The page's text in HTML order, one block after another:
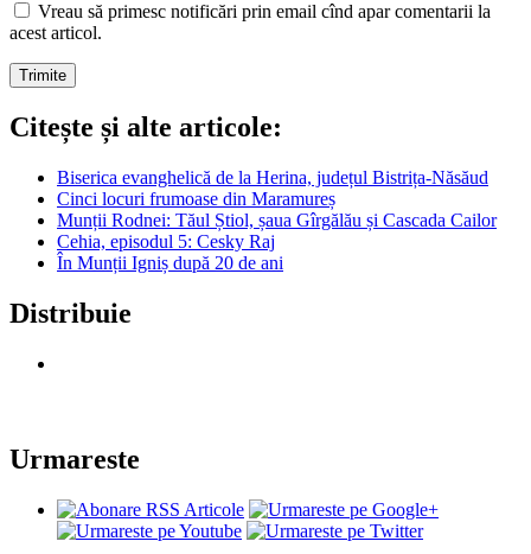
Vreau să primesc notificări prin email cînd apar comentarii la
acest articol.
Citește și alte articole:
Biserica evanghelică de la Herina, județul Bistrița-Năsăud
Cinci locuri frumoase din Maramureș
Munții Rodnei: Tăul Știol, șaua Gîrgălău și Cascada Cailor
Cehia, episodul 5: Cesky Raj
În Munții Igniș după 20 de ani
Distribuie
Urmareste